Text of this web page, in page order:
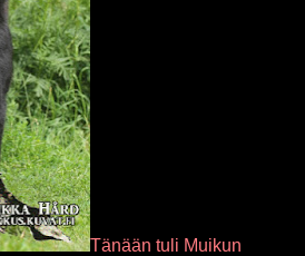
Tänään tuli Muikun